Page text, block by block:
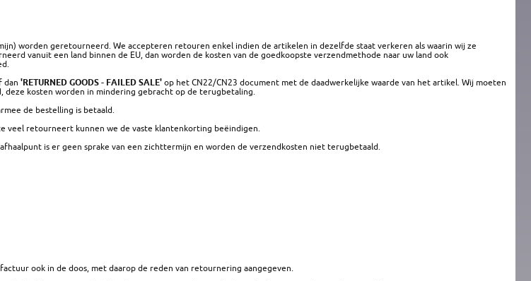
worden geretourneerd. We accepteren retouren enkel indien de artikelen in dezelfde staat verkeren als waarin wij ze
vanuit een land binnen de EU, dan worden de kosten van de goedkoopste verzendmethode naar uw land ook
dan 'RETURNED GOODS - FAILED SALE' op het CN22/CN23 document met de daadwerkelijke waarde van het artikel. Wij moeten
kosten worden in mindering gebracht op de terugbetaling.
de bestelling is betaald.
veel retourneert kunnen we de vaste klantenkorting beëindigen.
is er geen sprake van een zichttermijn en worden de verzendkosten niet terugbetaald.
ook in de doos, met daarop de reden van retournering aangegeven.